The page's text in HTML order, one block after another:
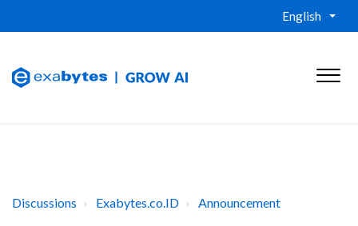
English
Discussions Exabytes.co.ID Announcement